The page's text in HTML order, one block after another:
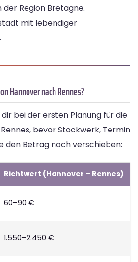
Region Bretagne.
mit lebendiger
Hannover nach Rennes?
bei der ersten Planung für die
bevor Stockwerk, Termin
den Betrag noch verschieben:
Richtwert (Hannover – Rennes)
60–90 €
1.550–2.450 €